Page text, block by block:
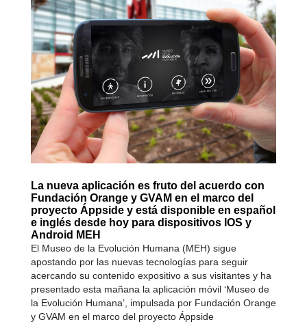
La nueva aplicación es fruto del acuerdo con
Fundación Orange y GVAM en el marco del
proyecto Áppside y está disponible en español
e inglés desde hoy para dispositivos IOS y
Android MEH
El Museo de la Evolución Humana (MEH) sigue
apostando por las nuevas tecnologías para seguir
acercando su contenido expositivo a sus visitantes y ha
presentado esta mañana la aplicación móvil ‘Museo de
la Evolución Humana’, impulsada por Fundación Orange
y GVAM en el marco del proyecto Áppside